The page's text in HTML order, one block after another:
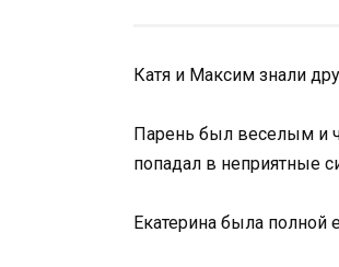
Катя и Максим знали
Парень был веселым и
попадал в неприятные
Екатерина была полной